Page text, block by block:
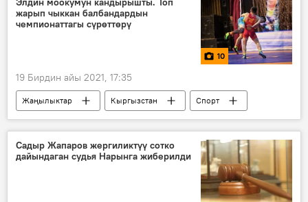
трибуна
Германия
жарып чыккан балбандардын
чемпионаттагы сүрөттөрү
10
19 Бирдин айы 2021, 17:35
Жаңылыктар Кыргызстан
Спорт
Сүрөт
Мультимедиа
грек-рим күрөшү
Садыр Жапаров жергиликтүү сотко
дайындаган судья Нарынга жиберилди